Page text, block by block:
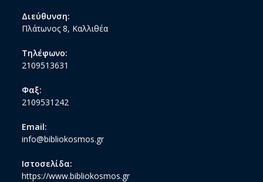
Διεύθυνση:
Πλάτωνος 8, Καλλιθέα
Τηλέφωνο:
2109513631
Φαξ:
2109531242
Email:
info@bibliokosmos.gr
Ιστοσελίδα:
https://www.bibliokosmos.gr